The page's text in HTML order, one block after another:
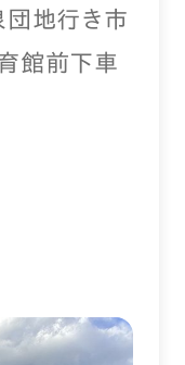
団地行き市
館前下車